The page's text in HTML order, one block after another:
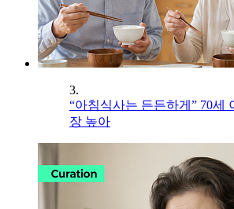
3.
“아침식사는 든든하게” 70세
장 높아